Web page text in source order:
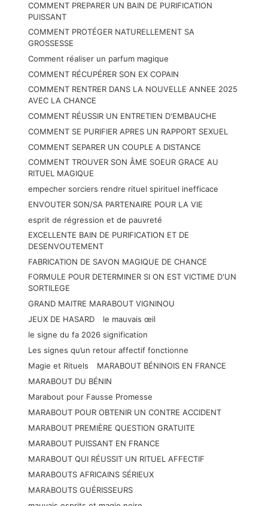
COMMENT PREPARER UN BAIN DE PURIFICATION
PUISSANT
COMMENT PROTÉGER NATURELLEMENT SA
GROSSESSE
Comment réaliser un parfum magique
COMMENT RÉCUPÉRER SON EX COPAIN
COMMENT RENTRER DANS LA NOUVELLE ANNEE 2025
AVEC LA CHANCE
COMMENT RÉUSSIR UN ENTRETIEN D'EMBAUCHE
COMMENT SE PURIFIER APRES UN RAPPORT SEXUEL
COMMENT SEPARER UN COUPLE A DISTANCE
COMMENT TROUVER SON ÂME SOEUR GRACE AU
RITUEL MAGIQUE
empecher sorciers rendre rituel spirituel inefficace
ENVOUTER SON/SA PARTENAIRE POUR LA VIE
esprit de régression et de pauvreté
EXCELLENTE BAIN DE PURIFICATION ET DE
DESENVOUTEMENT
FABRICATION DE SAVON MAGIQUE DE CHANCE
FORMULE POUR DETERMINER SI ON EST VICTIME D'UN
SORTILEGE
GRAND MAITRE MARABOUT VIGNINOU
JEUX DE HASARD
le mauvais œil
le signe du fa 2026 signification
Les signes qu’un retour affectif fonctionne
Magie et Rituels
MARABOUT BÉNINOIS EN FRANCE
MARABOUT DU BÉNIN
Marabout pour Fausse Promesse
MARABOUT POUR OBTENIR UN CONTRE ACCIDENT
MARABOUT PREMIÈRE QUESTION GRATUITE
MARABOUT PUISSANT EN FRANCE
MARABOUT QUI RÉUSSIT UN RITUEL AFFECTIF
MARABOUTS AFRICAINS SÉRIEUX
MARABOUTS GUÉRISSEURS